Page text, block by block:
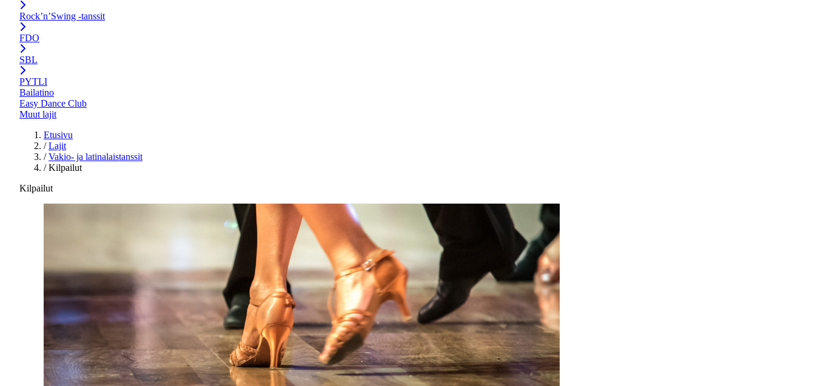
Rock’n’Swing -tanssit
FDO
SBL
PYTLI
Bailatino
Easy Dance Club
Muut lajit
Etusivu
/ Lajit
/ Vakio- ja latinalaistanssit
/ Kilpailut
Kilpailut